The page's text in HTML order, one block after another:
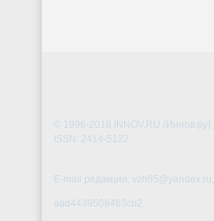
© 1996-2018 INNOV.RU (Иннов.ру)
ISSN: 2414-5122
E-mail редакции: vzh85@yandex.ru,
aad4439508463cb2